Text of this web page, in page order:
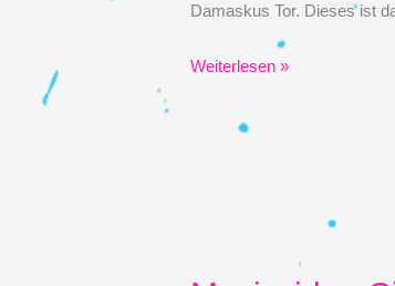
Damaskus Tor. Dieses ist
Musicvideo
Weiterlesen »